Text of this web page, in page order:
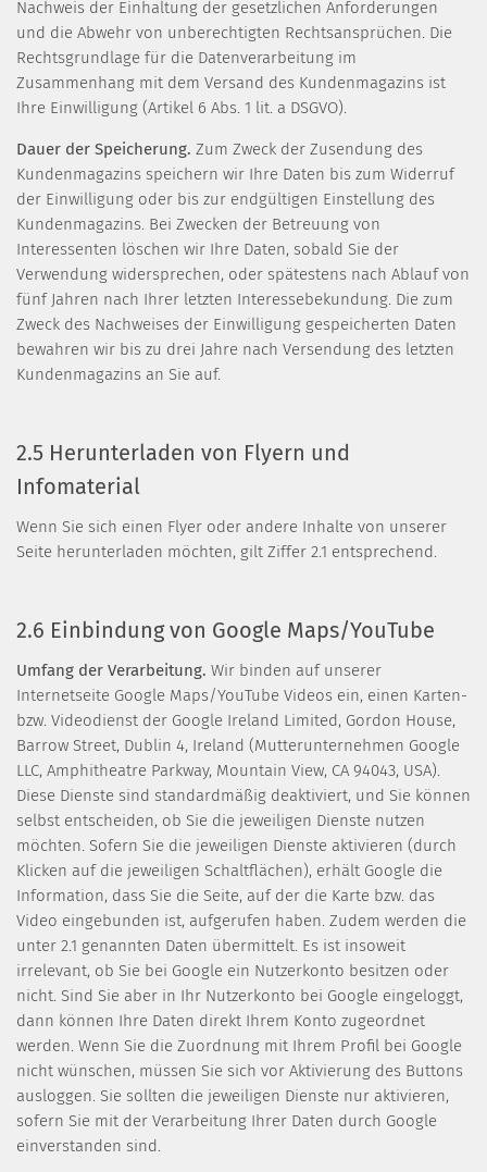
Nachweis der Einhaltung der gesetzlichen Anforderungen
und die Abwehr von unberechtigten Rechtsansprüchen. Die
Rechtsgrundlage für die Datenverarbeitung im
Zusammenhang mit dem Versand des Kundenmagazins ist
Ihre Einwilligung (Artikel 6 Abs. 1 lit. a DSGVO).
Dauer der Speicherung. Zum Zweck der Zusendung des
Kundenmagazins speichern wir Ihre Daten bis zum Widerruf
der Einwilligung oder bis zur endgültigen Einstellung des
Kundenmagazins. Bei Zwecken der Betreuung von
Interessenten löschen wir Ihre Daten, sobald Sie der
Verwendung widersprechen, oder spätestens nach Ablauf von
fünf Jahren nach Ihrer letzten Interessebekundung. Die zum
Zweck des Nachweises der Einwilligung gespeicherten Daten
bewahren wir bis zu drei Jahre nach Versendung des letzten
Kundenmagazins an Sie auf.
2.5 Herunterladen von Flyern und
Infomaterial
Wenn Sie sich einen Flyer oder andere Inhalte von unserer
Seite herunterladen möchten, gilt Ziffer 2.1 entsprechend.
2.6 Einbindung von Google Maps/YouTube
Umfang der Verarbeitung. Wir binden auf unserer
Internetseite Google Maps/YouTube Videos ein, einen Karten-
bzw. Videodienst der Google Ireland Limited, Gordon House,
Barrow Street, Dublin 4, Ireland (Mutterunternehmen Google
LLC, Amphitheatre Parkway, Mountain View, CA 94043, USA).
Diese Dienste sind standardmäßig deaktiviert, und Sie können
selbst entscheiden, ob Sie die jeweiligen Dienste nutzen
möchten. Sofern Sie die jeweiligen Dienste aktivieren (durch
Klicken auf die jeweiligen Schaltflächen), erhält Google die
Information, dass Sie die Seite, auf der die Karte bzw. das
Video eingebunden ist, aufgerufen haben. Zudem werden die
unter 2.1 genannten Daten übermittelt. Es ist insoweit
irrelevant, ob Sie bei Google ein Nutzerkonto besitzen oder
nicht. Sind Sie aber in Ihr Nutzerkonto bei Google eingeloggt,
dann können Ihre Daten direkt Ihrem Konto zugeordnet
werden. Wenn Sie die Zuordnung mit Ihrem Profil bei Google
nicht wünschen, müssen Sie sich vor Aktivierung des Buttons
ausloggen. Sie sollten die jeweiligen Dienste nur aktivieren,
sofern Sie mit der Verarbeitung Ihrer Daten durch Google
einverstanden sind.